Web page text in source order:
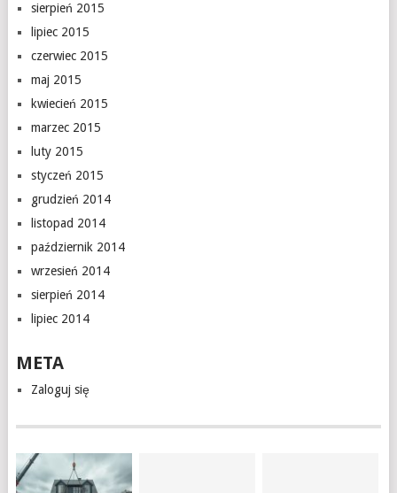
sierpień 2015
lipiec 2015
czerwiec 2015
maj 2015
kwiecień 2015
marzec 2015
luty 2015
styczeń 2015
grudzień 2014
listopad 2014
październik 2014
wrzesień 2014
sierpień 2014
lipiec 2014
META
Zaloguj się